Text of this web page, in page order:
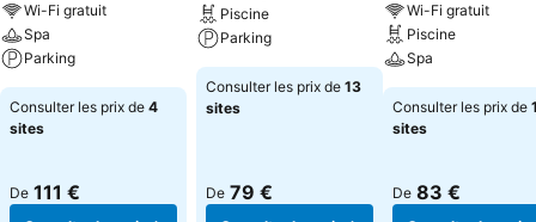
Wi-Fi gratuit
Spa
Parking
Consulter les prix de 4
sites
De 111 €
Piscine
Parking
Consulter les prix de 13
sites
De 79 €
Wi-Fi gratuit
Piscine
Spa
Consulter les prix de
sites
De 83 €